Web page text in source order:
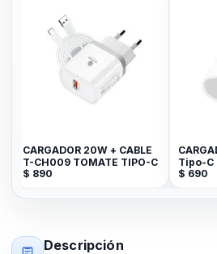
CARGADOR 20W + CABLE
T-CH009 TOMATE TIPO-C
$ 890
Tipo-C
Iphone
$ 690
Descripción